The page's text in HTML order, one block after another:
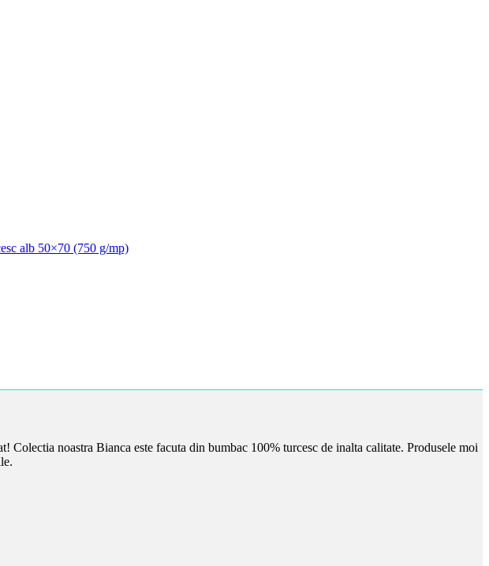
alb 50×70 (750 g/mp)
noastra Bianca este facuta din bumbac 100% turcesc de inalta calitate. Produsele moi